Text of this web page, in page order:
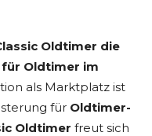
Oldtimer die
Oldtimer im
als Marktplatz ist
für Oldtimer-
Oldtimer freut sich